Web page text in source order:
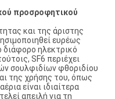
προσροφητικού
και της άριστης
ευρέως
διάφορο ηλεκτρικό
SF6 περιέχει
σουλφιδίων φθοριδίου
της χρήσης του, όπως
είναι ιδιαίτερα
απειλή για τη